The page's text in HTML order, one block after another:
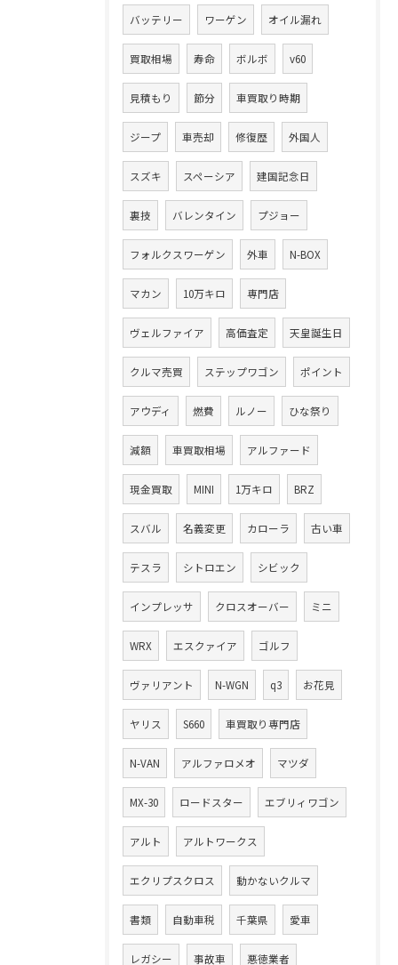
バッテリー ワーゲン オイル漏れ
買取相場 寿命 ボルボ v60
見積もり 節分 車買取り時期
ジープ 車売却 修復歴 外国人
スズキ スペーシア 建国記念日
裏技 バレンタイン プジョー
フォルクスワーゲン 外車 N-BOX
マカン 10万キロ 専門店
ヴェルファイア 高価査定 天皇誕生日
クルマ売買 ステップワゴン ポイント
アウディ 燃費 ルノー ひな祭り
減額 車買取相場 アルファード
現金買取 MINI 1万キロ BRZ
スバル 名義変更 カローラ 古い車
テスラ シトロエン シビック
インプレッサ クロスオーバー ミニ
WRX エスクァイア ゴルフ
ヴァリアント N-WGN q3 お花見
ヤリス S660 車買取り専門店
N-VAN アルファロメオ マツダ
MX-30 ロードスター エブリィワゴン
アルト アルトワークス
エクリプスクロス 動かないクルマ
書類 自動車税 千葉県 愛車
レガシー 事故車 悪徳業者